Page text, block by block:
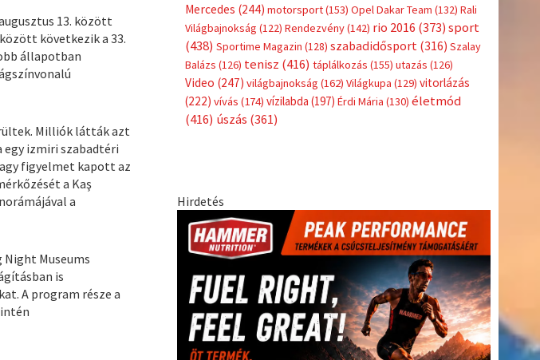
13. között
következik a 33.
állapotban
Milliók látták azt
egy izmiri szabadtéri
figyelmet kapott az
a Kaş
a
Museums
is
A program része a
Mercedes (244) motorsport(153) Opel Dakar Team (132) Rali
Világbajnokság (122) Rendezvény(142) rio 2016 (373) sport
(438) Sportime Magazin (128) szabadidősport (316) Szalay
Balázs (126) tenisz (416) táplálkozás (155) utazás (126)
Video (247) világbajnokság (162) Világkupa (129) vitorlázás
(222) vívás (174) vízilabda (197) Érdi Mária (130) életmód
(416) úszás (361)
Hirdetés